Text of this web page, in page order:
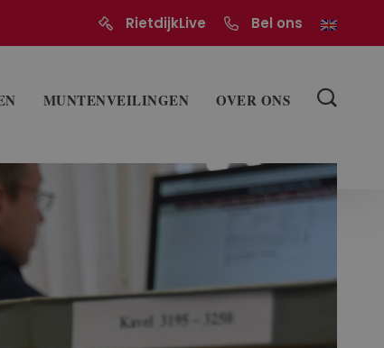
RietdijkLive Bel ons
MUNTENVEILINGEN OVER ONS